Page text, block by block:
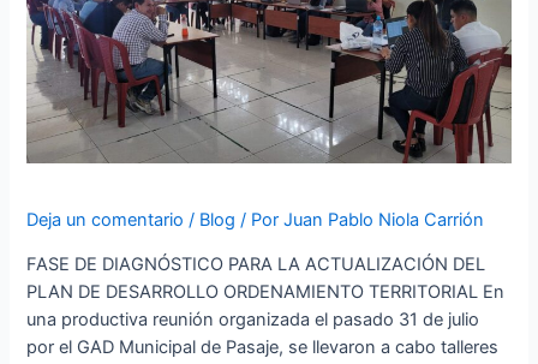
Deja un comentario / Blog / PorJuan Pablo Niola Carrión
FASE DE DIAGNÓSTICO PARA LA ACTUALIZACIÓN DEL
PLAN DE DESARROLLO ORDENAMIENTO TERRITORIAL En
una productiva reunión organizada el pasado 31 de julio
por el GAD Municipal de Pasaje, se llevaron a cabo talleres